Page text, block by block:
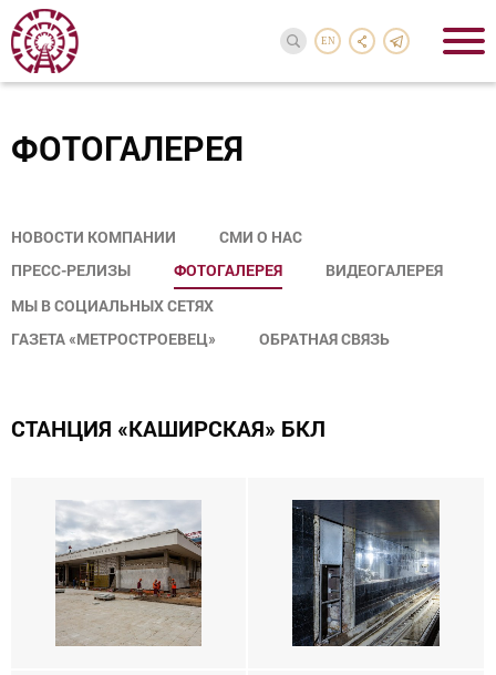
EN
ФОТОГАЛЕРЕЯ
НОВОСТИ КОМПАНИИ
СМИ О НАС
ПРЕСС-РЕЛИЗЫ
ФОТОГАЛЕРЕЯ
ВИДЕОГАЛЕРЕЯ
МЫ В СОЦИАЛЬНЫХ СЕТЯХ
ГАЗЕТА «МЕТРОСТРОЕВЕЦ»
ОБРАТНАЯ СВЯЗЬ
СТАНЦИЯ «КАШИРСКАЯ» БКЛ